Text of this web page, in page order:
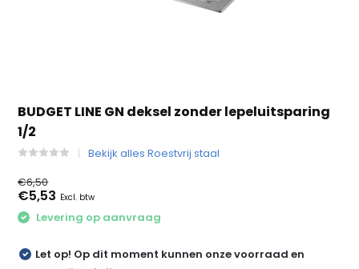
BUDGET LINE GN deksel zonder lepeluitsparing
1/2
Bekijk alles Roestvrij staal
€6,50
€5,53 Excl. btw
Levering op aanvraag
Let op! Op dit moment kunnen onze voorraad en